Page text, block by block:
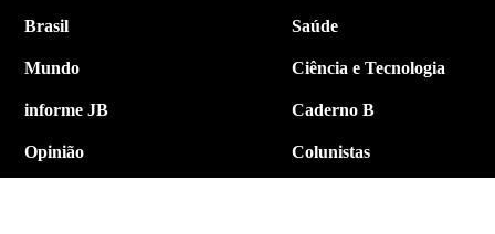
Brasil
Mundo
informe JB
Opinião
Saúde
Ciência e Tecnologia
Caderno B
Colunistas